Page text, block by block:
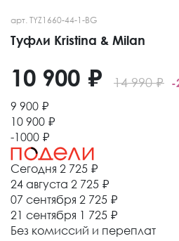
арт. TYZ1660-44-1-BG
Туфли Kristina & Milan
14 990 ₽ -
10 900 ₽
9 900 ₽
10 900 ₽
-1000 ₽
Сегодня 2 725 ₽
24 августа 2 725 ₽
07 сентября 2 725 ₽
21 сентября 1 725 ₽
Без комиссий и переплат